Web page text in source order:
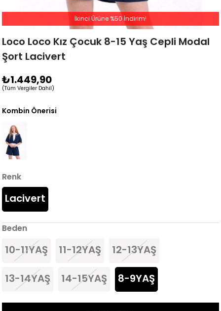
Loco Loco Kız Çocuk 8-15 Yaş Cepli Modal
Şort Lacivert
₺1.449,90
(Tüm Vergiler Dahil)
İkinci Ürüne %50 İndirim!
Kombin Önerisi
Renk
Lacivert
Beden
10-11YAŞ 11-12YAŞ 12-13YAŞ
13-14YAŞ 14-15YAŞ 8-9YAŞ